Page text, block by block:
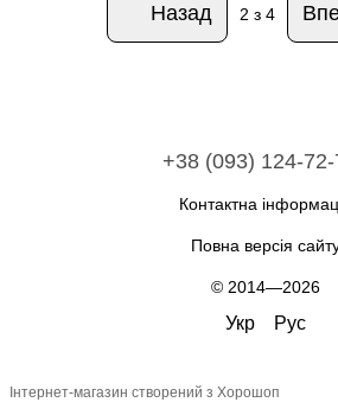
Назад 2 з 4
+38 (093) 124-
Контактна
Повна версія
© 2014—2026
Укр Рус
Інтернет-магазин створений з Хорошоп